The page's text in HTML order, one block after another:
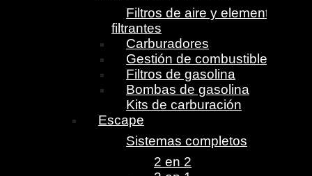
Filtros de aire y elementos
filtrantes
Carburadores
Gestión de combustible
Filtros de gasolina
Bombas de gasolina
Kits de carburación
Escape
Sistemas completos
2 en 2